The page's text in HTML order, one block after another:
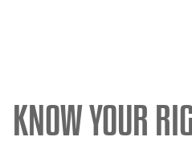
KNOW YOUR